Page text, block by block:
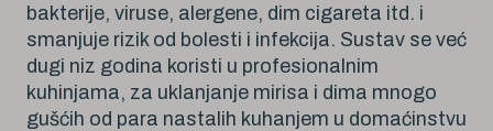
bakterije, viruse, alergene, dim cigareta itd. i
smanjuje rizik od bolesti i infekcija. Sustav se već
dugi niz godina koristi u profesionalnim
kuhinjama, za uklanjanje mirisa i dima mnogo
gušćih od para nastalih kuhanjem u domaćinstvu